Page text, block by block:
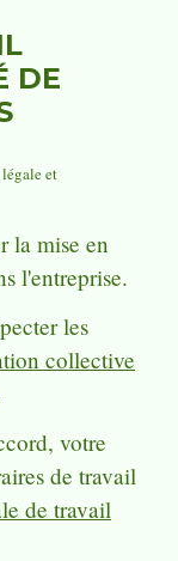
DE
et
la mise en
l'entreprise.
les
collective
votre
de travail
de travail